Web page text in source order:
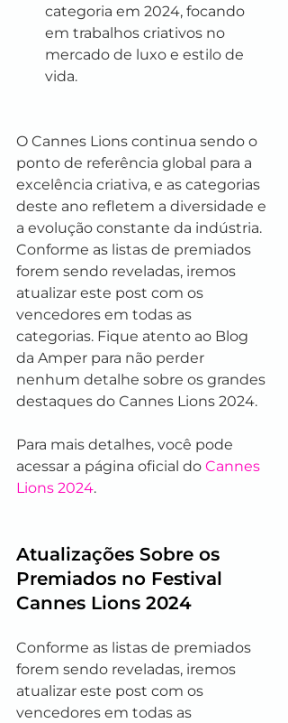
categoria em 2024, focando
em trabalhos criativos no
mercado de luxo e estilo de
vida.
O Cannes Lions continua sendo o
ponto de referência global para a
excelência criativa, e as categorias
deste ano refletem a diversidade e
a evolução constante da indústria.
Conforme as listas de premiados
forem sendo reveladas, iremos
atualizar este post com os
vencedores em todas as
categorias. Fique atento ao Blog
da Amper para não perder
nenhum detalhe sobre os grandes
destaques do Cannes Lions 2024.
Para mais detalhes, você pode
acessar a página oficial do Cannes
Lions 2024​.
Atualizações Sobre os
Premiados no Festival
Cannes Lions 2024
Conforme as listas de premiados
forem sendo reveladas, iremos
atualizar este post com os
vencedores em todas as